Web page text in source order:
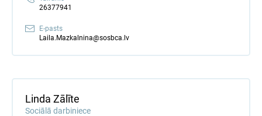
26377941
E-pasts
Laila.Mazkalnina@sosbca.lv
Linda Zālīte
Sociālā darbiniece